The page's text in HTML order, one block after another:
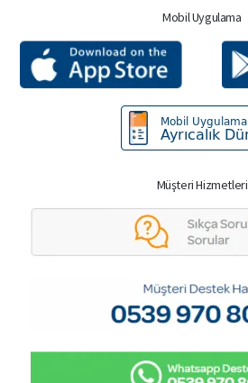
Mobil Uygulama
Müşteri Hizmetleri